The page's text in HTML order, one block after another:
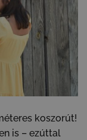
koszorút!
is – ezúttal